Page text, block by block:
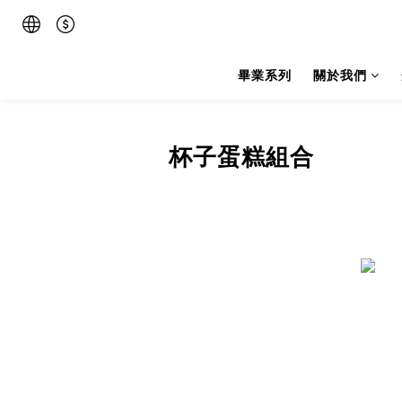
畢業系列 關於我們
杯子蛋糕組合